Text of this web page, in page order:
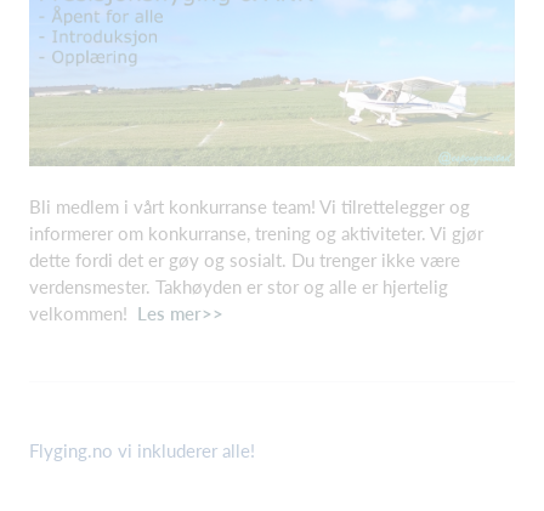
Bli medlem i vårt konkurranse team! Vi tilrettelegger og
informerer om konkurranse, trening og aktiviteter. Vi gjør
dette fordi det er gøy og sosialt. Du trenger ikke være
verdensmester. Takhøyden er stor og alle er hjertelig
velkommen! Les mer>>
Flyging.no vi inkluderer alle!